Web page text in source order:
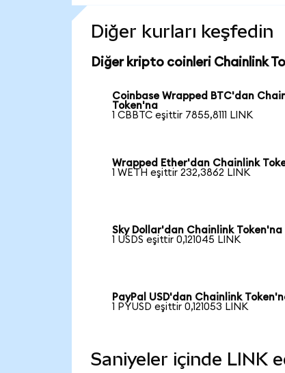
Diğer kurları keşfedin
Diğer kripto coinleri Chainlink
Coinbase Wrapped BTC'dan
Token'na
1 CBBTC eşittir 7855,8111 LINK
Wrapped Ether'dan Chainlink
1 WETH eşittir 232,3862 LINK
Sky Dollar'dan Chainlink Token'na
1 USDS eşittir 0,121045 LINK
PayPal USD'dan Chainlink
1 PYUSD eşittir 0,121053 LINK
Saniyeler içinde LINK